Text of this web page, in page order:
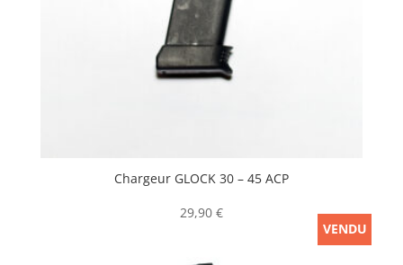
Chargeur GLOCK 30 – 45 ACP
29,90 €
VENDU